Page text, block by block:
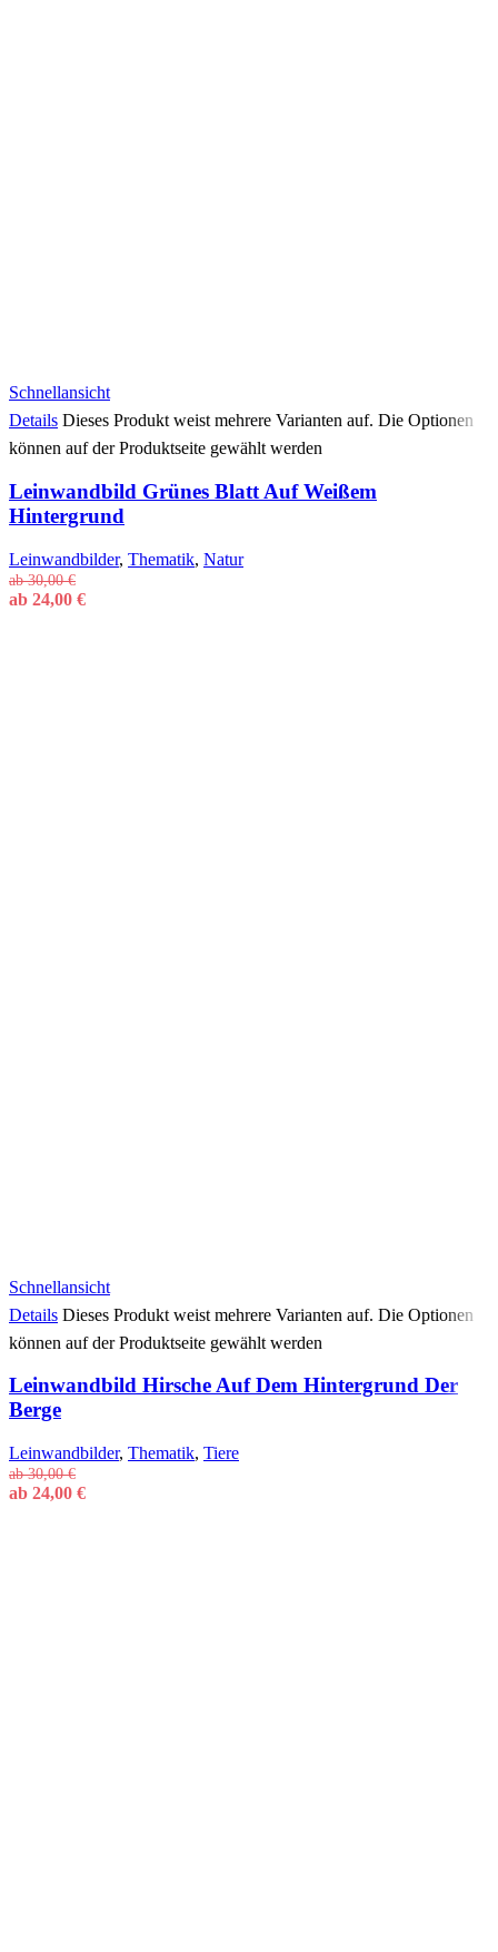
Schnellansicht
Details Dieses Produkt weist mehrere Varianten auf. Die Optionen
können auf der Produktseite gewählt werden
Leinwandbild Grünes Blatt Auf Weißem
Hintergrund
Leinwandbilder, Thematik, Natur
ab30,00€
ab 24,00 €
Schnellansicht
Details Dieses Produkt weist mehrere Varianten auf. Die Optionen
können auf der Produktseite gewählt werden
Leinwandbild Hirsche Auf Dem Hintergrund Der
Berge
Leinwandbilder, Thematik, Tiere
ab30,00€
ab 24,00 €